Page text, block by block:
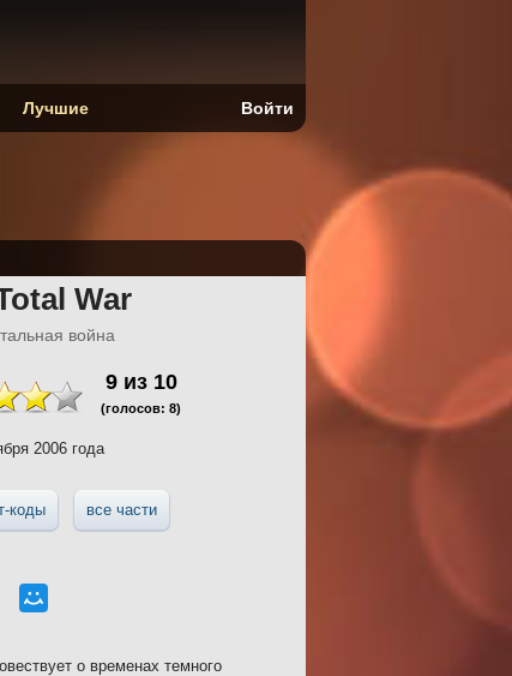
War
война
9из 10
(голосов: 8)
2006 года
коды все части
о временах темного
Лучшие Войти